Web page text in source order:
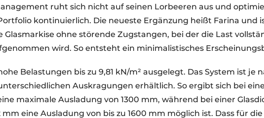
ruht sich nicht auf seinen Lorbeeren aus und
kontinuierlich. Die neueste Ergänzung heißt Farina und
Glasmarkise ohne störende Zugstangen, bei der die Last
wird. So entsteht ein minimalistisches
Belastungen bis zu 9,81 kN/m² ausgelegt. Das System ist je
Auskragungen erhältlich. So ergibt sich bei
maximale Ausladung von 1300 mm, während bei einer
mm eine Ausladung von bis zu 1600 mm möglich ist. Dass für